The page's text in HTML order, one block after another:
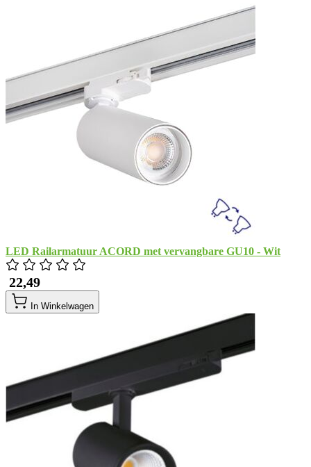
LED Railarmatuur ACORD met vervangbare GU10 - Wit
​ 22,49
In Winkelwagen